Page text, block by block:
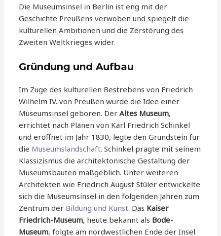
Die Museumsinsel in Berlin ist eng mit der
Geschichte Preußens verwoben und spiegelt die
kulturellen Ambitionen und die Zerstörung des
Zweiten Weltkrieges wider.
Gründung und Aufbau
Im Zuge des kulturellen Bestrebens von Friedrich
Wilhelm IV. von Preußen wurde die Idee einer
Museumsinsel geboren. DerAltes Museum,
errichtet nach Plänen von Karl Friedrich Schinkel
und eröffnet im Jahr 1830, legte den Grundstein für
die Museumslandschaft. Schinkel prägte mit seinem
Klassizismus die architektonische Gestaltung der
Museumsbauten maßgeblich. Unter weiteren
Architekten wie Friedrich August Stüler entwickelte
sich die Museumsinsel in den folgenden Jahren zum
Zentrum der Bildung und Kunst. Das Kaiser
Friedrich-Museum, heute bekannt als Bode-
Museum, folgte am nordwestlichen Ende der Insel